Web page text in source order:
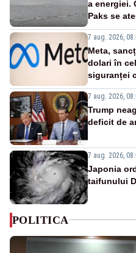
a energiei.
Paks se
7 aug. 2026,
Meta,
dolari în
siguranței
7 aug. 2026,
Trump
deficit de
7 aug. 2026,
Japonia
taifunului
POLITICA